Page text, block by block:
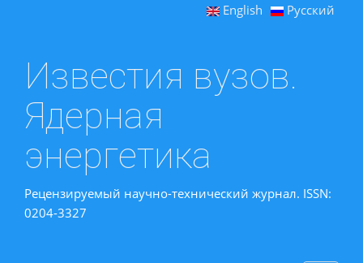
English Русский
Известия вузов.
Ядерная
энергетика
Рецензируемый научно-технический журнал. ISSN:
0204-3327